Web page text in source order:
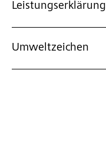
Leistungserklärung
Umweltzeichen